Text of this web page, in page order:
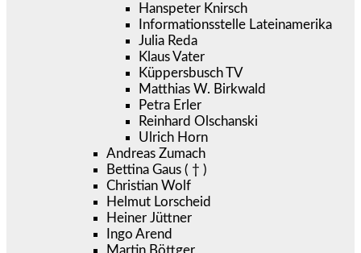
Hanspeter Knirsch
Informationsstelle Lateinamerika
Julia Reda
Klaus Vater
Küppersbusch TV
Matthias W. Birkwald
Petra Erler
Reinhard Olschanski
Ulrich Horn
Andreas Zumach
Bettina Gaus ( † )
Christian Wolf
Helmut Lorscheid
Heiner Jüttner
Ingo Arend
Martin Böttger